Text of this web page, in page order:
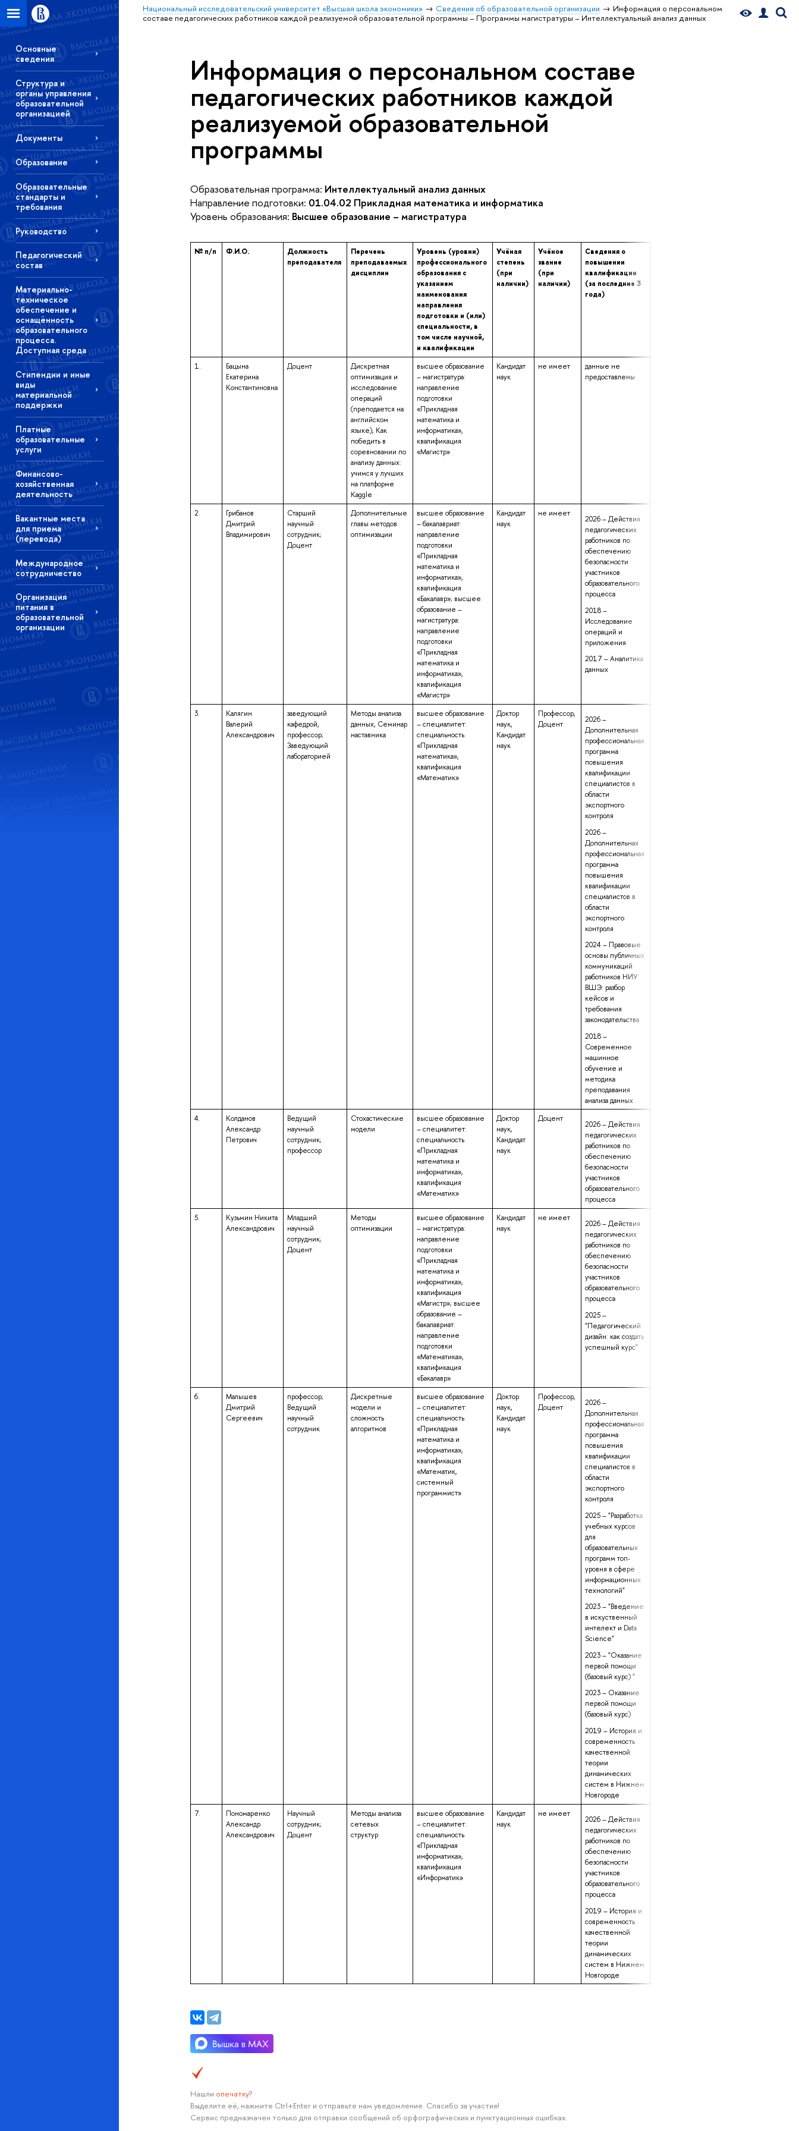
Национальный исследовательский университет «Высшая школа экономики» Сведения об образовательной организации
Информация о персональном
составе педагогических работников каждой реализуемой образовательной программы – Программы магистратуры – Интеллектуальный анализ данных
Основные
сведения
Структура и
органы управления
образовательной
организацией
Документы
Образование
Образовательные
стандарты и
требования
Руководство
Педагогический
состав
Материально-
техническое
обеспечение и
оснащённость
образовательного
процесса.
Доступная среда
Стипендии и иные
виды
материальной
поддержки
Платные
образовательные
услуги
Финансово-
хозяйственная
деятельность
Вакантные места
для приема
(перевода)
Международное
сотрудничество
Организация
питания в
образовательной
организации
Информация о персональном составе
педагогических работников каждой
реализуемой образовательной
программы
Образовательная программа: Интеллектуальный анализ данных
Направление подготовки: 01.04.02 Прикладная математика и информатика
Уровень образования: Высшее образование – магистратура
№ п/п Ф.И.О.
Должность
преподавателя
Перечень
преподаваемых
дисциплин
Уровень (уровни)
профессионального
образования с
указанием
наименования
направления
подготовки и (или)
специальности, в
том числе научной,
и квалификации
Учёная
степень
(при
наличии)
Учёное
звание
(при
наличии)
Сведения о
повышении
квалификации
(за последние 3
года)
1.
Бацына
Екатерина
Константиновна
Доцент
Дискретная
оптимизация и
исследование
операций
(преподается на
английском
языке), Как
победить в
соревновании по
анализу данных:
учимся у лучших
на платформе
Kaggle
высшее образование
– магистратура:
направление
подготовки
«Прикладная
математика и
информатика»,
квалификация
«Магистр»
Кандидат
наук
не имеет
данные не
предоставлены
2.
Грибанов
Дмитрий
Владимирович
Старший
научный
сотрудник;
Доцент
Дополнительные
главы методов
оптимизации
высшее образование
– бакалавриат:
направление
подготовки
«Прикладная
математика и
информатика»,
квалификация
«Бакалавр»; высшее
образование –
магистратура:
направление
подготовки
«Прикладная
математика и
информатика»,
квалификация
«Магистр»
Кандидат
наук
не имеет
2026 – Действия
педагогических
работников по
обеспечению
безопасности
участников
образовательного
процесса
2018 –
Исследование
операций и
приложения
2017 – Аналитика
данных
3.
Калягин
Валерий
Александрович
заведующий
кафедрой,
профессор;
Заведующий
лабораторией
Методы анализа
данных, Семинар
наставника
высшее образование
– специалитет:
специальность
«Прикладная
математика»,
квалификация
«Математик»
Доктор
наук,
Кандидат
наук
Профессор,
Доцент
2026 –
Дополнительная
профессиональная
программа
повышения
квалификации
специалистов в
области
экспортного
контроля
2026 –
Дополнительная
профессиональная
программа
повышения
квалификации
специалистов в
области
экспортного
контроля
2024 – Правовые
основы публичных
коммуникаций
работников НИУ
ВШЭ: разбор
кейсов и
требования
законодательства
2018 –
Современное
машинное
обучение и
методика
преподавания
анализа данных
4.
Колданов
Александр
Петрович
Ведущий
научный
сотрудник;
профессор
Стохастические
модели
высшее образование
– специалитет:
специальность
«Прикладная
математика и
информатика»,
квалификация
«Математик»
Доктор
наук,
Кандидат
наук
Доцент
2026 – Действия
педагогических
работников по
обеспечению
безопасности
участников
образовательного
процесса
5.
Кузьмин Никита
Александрович
Младший
научный
сотрудник;
Доцент
Методы
оптимизации
высшее образование
– магистратура:
направление
подготовки
«Прикладная
математика и
информатика»,
квалификация
«Магистр»; высшее
образование –
бакалавриат:
направление
подготовки
«Математика»,
квалификация
«Бакалавр»
Кандидат
наук
не имеет
2026 – Действия
педагогических
работников по
обеспечению
безопасности
участников
образовательного
процесса
2025 –
"Педагогический
дизайн: как создать
успешный курс"
6.
Малышев
Дмитрий
Сергеевич
профессор;
Ведущий
научный
сотрудник
Дискретные
модели и
сложность
алгоритмов
высшее образование
– специалитет:
специальность
«Прикладная
математика и
информатика»,
квалификация
«Математик,
системный
программист»
Доктор
наук,
Кандидат
наук
Профессор,
Доцент
2026 –
Дополнительная
профессиональная
программа
повышения
квалификации
специалистов в
области
экспортного
контроля
2025 – "Разработка
учебных курсов
для
образовательных
программ топ-
уровня в сфере
информационных
технологий"
2023 – "Введение
в искуственный
интелект и Data
Science"
2023 – "Оказание
первой помощи
(базовый курс) "
2023 – Оказание
первой помощи
(базовый курс)
2019 – История и
современность
качественной
теории
динамических
систем в Нижнем
Новгороде
7.
Пономаренко
Александр
Александрович
Научный
сотрудник;
Доцент
Методы анализа
сетевых
структур
высшее образование
– специалитет:
специальность
«Прикладная
информатика»,
квалификация
«Информатик»
Кандидат
наук
не имеет
2026 – Действия
педагогических
работников по
обеспечению
безопасности
участников
образовательного
процесса
2019 – История и
современность
качественной
теории
динамических
систем в Нижнем
Новгороде
Нашли опечатку?
Выделите её, нажмите Ctrl+Enter и отправьте нам уведомление. Спасибо за участие!
Сервис предназначен только для отправки сообщений об орфографических и пунктуационных ошибках.